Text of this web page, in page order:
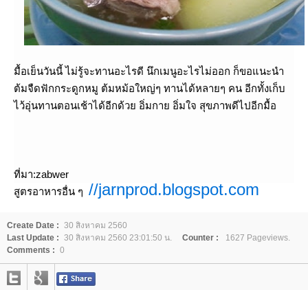
มื้อเย็นวันนี้ ไม่รู้จะทานอะไรดี นึกเมนูอะไรไม่ออก ก็ขอแนะนำ
ต้มจืดฟักกระดูกหมู ต้มหม้อใหญ่ๆ ทานได้หลายๆ คน อีกทั้งเก็บ
ไว้อุ่นทานตอนเช้าได้อีกด้วย อิ่มกาย อิ่มใจ สุขภาพดีไปอีกมื้อ
ที่มา:zabwer
สูตรอาหารอื่น ๆ //jarnprod.blogspot.com
Create Date : 30 สิงหาคม 2560
Last Update : 30 สิงหาคม 2560 23:01:50 น. Counter :
1627 Pageviews.
Comments : 0